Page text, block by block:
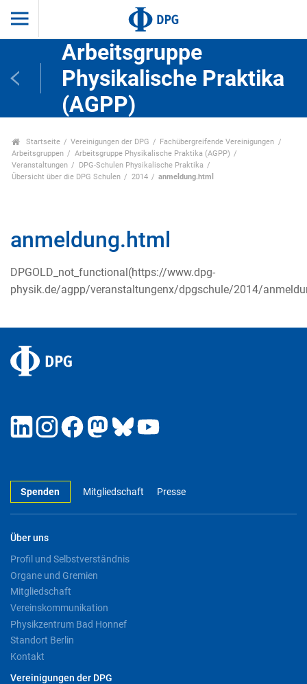
Arbeitsgruppe
Physikalische Praktika
(AGPP)
Startseite Vereinigungen der DPG
Fachübergreifende Vereinigungen
Arbeitsgruppen
Arbeitsgruppe Physikalische Praktika (AGPP)
Veranstaltungen
DPG-Schulen Physikalische Praktika
Übersicht über die DPG Schulen
2014 anmeldung.html
anmeldung.html
DPGOLD_not_functional(https://www.dpg-
physik.de/agpp/veranstaltungenx/dpgschule/2014/
Spenden Mitgliedschaft Presse
Über uns
Profil und Selbstverständnis
Organe und Gremien
Mitgliedschaft
Vereinskommunikation
Physikzentrum Bad Honnef
Standort Berlin
Kontakt
Vereinigungen der DPG